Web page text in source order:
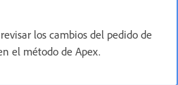
los cambios del pedido de
el método de Apex.